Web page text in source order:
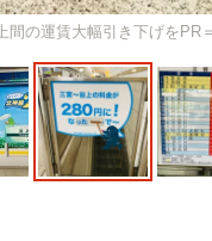
間の運賃大幅引き下げをPR